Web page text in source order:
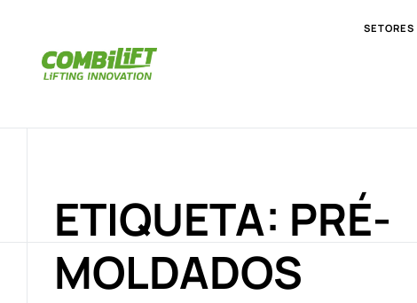
SETORES
ETIQUETA: PRÉ-
MOLDADOS